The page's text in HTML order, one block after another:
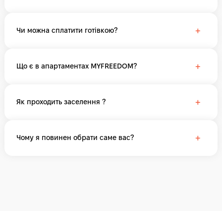
Чи можна сплатити готівкою? +
Що є в апартаментах MYFREEDOM? +
Як проходить заселення ? +
Чому я повинен обрати саме вас? +